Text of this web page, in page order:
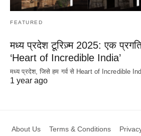
FEATURED
मध्य प्रदेश टूरिज़्म 2025: एक
‘Heart of Incredible India’
मध्य प्रदेश, जिसे हम गर्व से Heart of Incredible
1 year ago
About Us Terms & Conditions